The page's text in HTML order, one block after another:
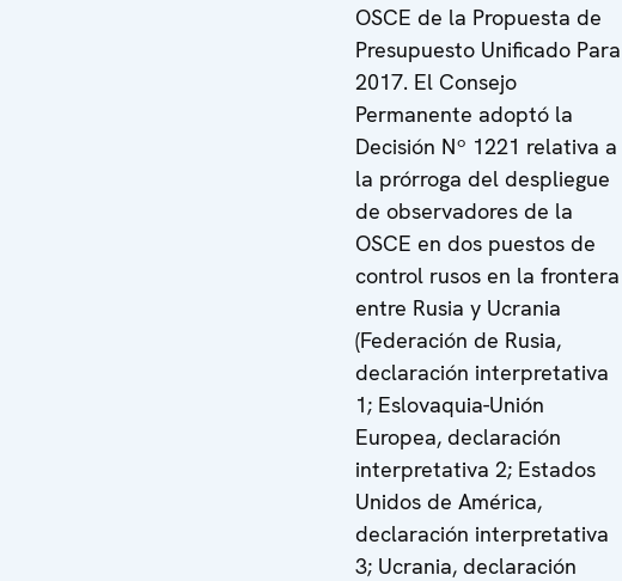
OSCE de la Propuesta de
Presupuesto Unificado Para
2017. El Consejo
Permanente adoptó la
Decisión Nº 1221 relativa a
la prórroga del despliegue
de observadores de la
OSCE en dos puestos de
control rusos en la frontera
entre Rusia y Ucrania
(Federación de Rusia,
declaración interpretativa
1; Eslovaquia-Unión
Europea, declaración
interpretativa 2; Estados
Unidos de América,
declaración interpretativa
3; Ucrania, declaración